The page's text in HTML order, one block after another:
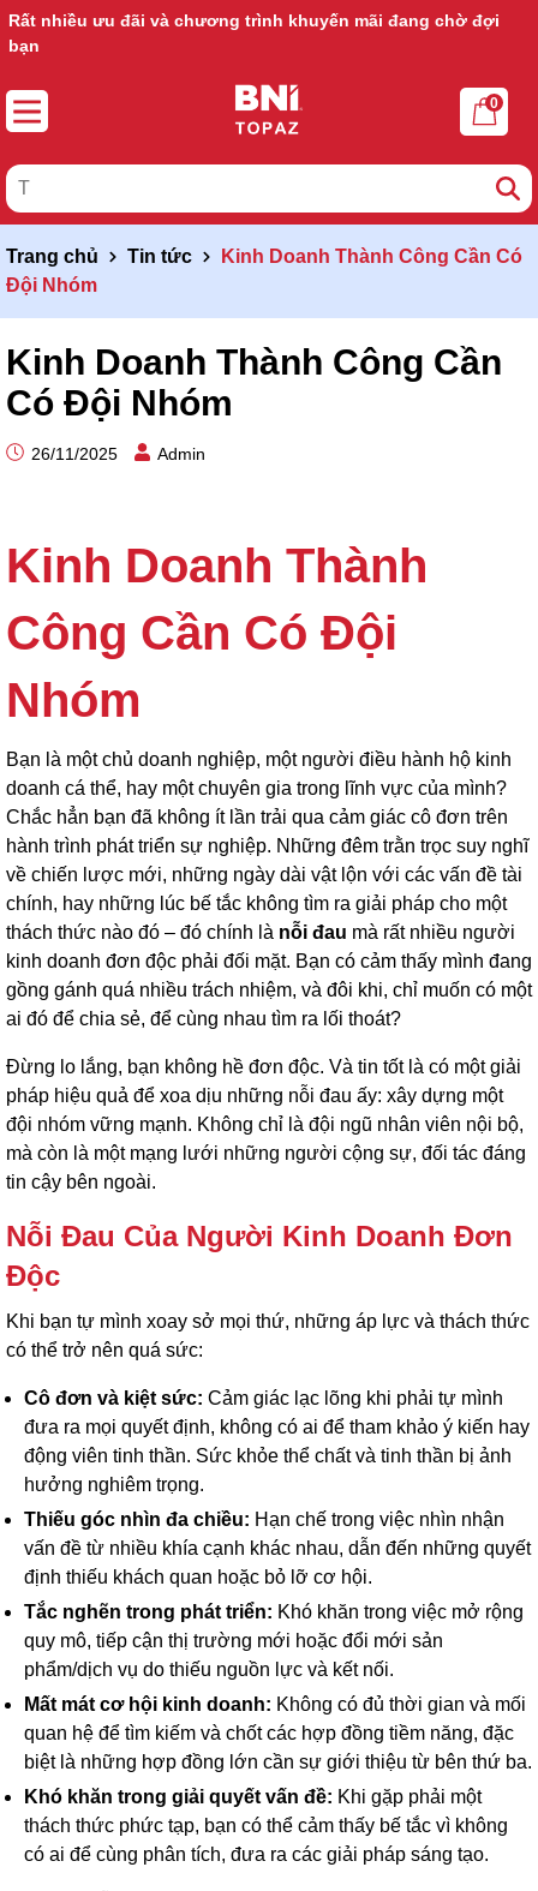
Rất nhiều ưu đãi và chương trình khuyến mãi đang chờ đợi
bạn
Ưu đãi lớn dành cho thành viên mới
0
Trang chủ Tin tức
Kinh Doanh Thành Công Cần Có
Đội Nhóm
Kinh Doanh Thành Công Cần
Có Đội Nhóm
26/11/2025 Admin
Kinh Doanh Thành
Công Cần Có Đội
Nhóm
Bạn là một chủ doanh nghiệp, một người điều hành hộ kinh
doanh cá thể, hay một chuyên gia trong lĩnh vực của mình?
Chắc hẳn bạn đã không ít lần trải qua cảm giác cô đơn trên
hành trình phát triển sự nghiệp. Những đêm trằn trọc suy nghĩ
về chiến lược mới, những ngày dài vật lộn với các vấn đề tài
chính, hay những lúc bế tắc không tìm ra giải pháp cho một
thách thức nào đó – đó chính là nỗi đau mà rất nhiều người
kinh doanh đơn độc phải đối mặt. Bạn có cảm thấy mình đang
gồng gánh quá nhiều trách nhiệm, và đôi khi, chỉ muốn có một
ai đó để chia sẻ, để cùng nhau tìm ra lối thoát?
Đừng lo lắng, bạn không hề đơn độc. Và tin tốt là có một giải
pháp hiệu quả để xoa dịu những nỗi đau ấy: xây dựng một
đội nhóm vững mạnh. Không chỉ là đội ngũ nhân viên nội bộ,
mà còn là một mạng lưới những người cộng sự, đối tác đáng
tin cậy bên ngoài.
Nỗi Đau Của Người Kinh Doanh Đơn
Độc
Khi bạn tự mình xoay sở mọi thứ, những áp lực và thách thức
có thể trở nên quá sức:
Cô đơn và kiệt sức: Cảm giác lạc lõng khi phải tự mình
đưa ra mọi quyết định, không có ai để tham khảo ý kiến hay
động viên tinh thần. Sức khỏe thể chất và tinh thần bị ảnh
hưởng nghiêm trọng.
Thiếu góc nhìn đa chiều: Hạn chế trong việc nhìn nhận
vấn đề từ nhiều khía cạnh khác nhau, dẫn đến những quyết
định thiếu khách quan hoặc bỏ lỡ cơ hội.
Tắc nghẽn trong phát triển: Khó khăn trong việc mở rộng
quy mô, tiếp cận thị trường mới hoặc đổi mới sản
phẩm/dịch vụ do thiếu nguồn lực và kết nối.
Mất mát cơ hội kinh doanh: Không có đủ thời gian và mối
quan hệ để tìm kiếm và chốt các hợp đồng tiềm năng, đặc
biệt là những hợp đồng lớn cần sự giới thiệu từ bên thứ ba.
Khó khăn trong giải quyết vấn đề: Khi gặp phải một
thách thức phức tạp, bạn có thể cảm thấy bế tắc vì không
có ai để cùng phân tích, đưa ra các giải pháp sáng tạo.